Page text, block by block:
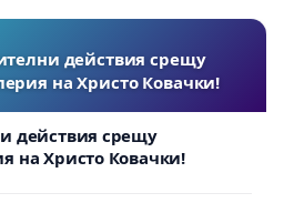
действия срещу
на Христо Ковачки!
действия срещу
на Христо Ковачки!